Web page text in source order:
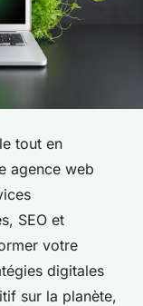
tout en
agence web
SEO et
votre
digitales
sur la planète,